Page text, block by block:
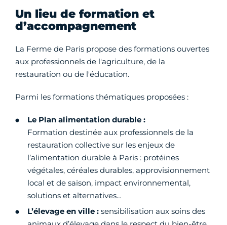
Un lieu de formation et
d’accompagnement
La Ferme de Paris propose des formations ouvertes
aux professionnels de l'agriculture, de la
restauration ou de l'éducation.
Parmi les formations thématiques proposées :
Le Plan alimentation durable :
Formation destinée aux professionnels de la
restauration collective sur les enjeux de
l’alimentation durable à Paris : protéines
végétales, céréales durables, approvisionnement
local et de saison, impact environnemental,
solutions et alternatives…
L’élevage en ville : sensibilisation aux soins des